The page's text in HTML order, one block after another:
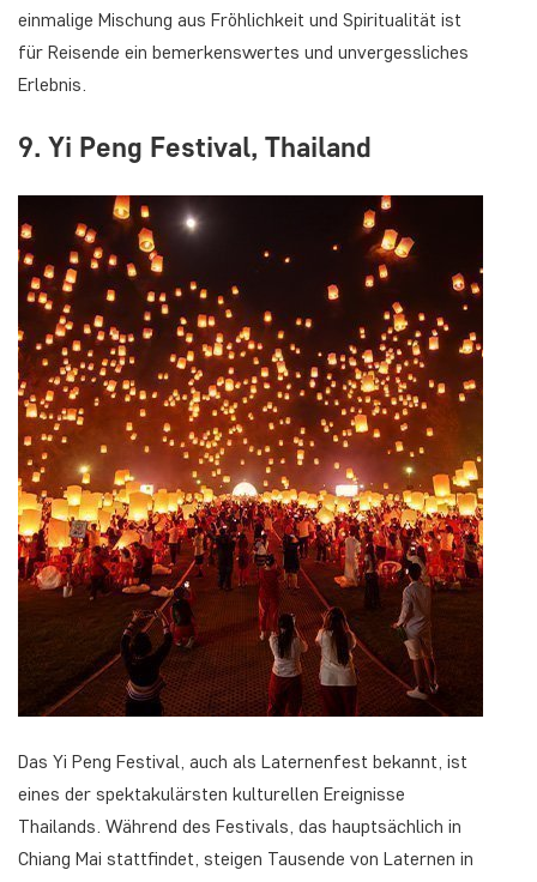
einmalige Mischung aus Fröhlichkeit und Spiritualität ist
für Reisende ein bemerkenswertes und unvergessliches
Erlebnis.
9. Yi Peng Festival, Thailand
Das Yi Peng Festival, auch als Laternenfest bekannt, ist
eines der spektakulärsten kulturellen Ereignisse
Thailands. Während des Festivals, das hauptsächlich in
Chiang Mai stattfindet, steigen Tausende von Laternen in